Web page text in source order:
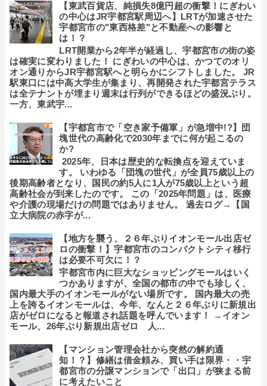
【東武百貨店、純損失8億円超の衝撃！にぎわい
の中心はJR宇都宮駅周辺へ】LRTが加速させた
宇都宮市の"東西格差"と不動産への影響と
は！？
LRT開業から2年半が経過し、宇都宮市の街の姿
は確実に変わりました！ にぎわいの中心は、かつてのオリ
オン通りからJR宇都宮駅へと明らかにシフトしました。 JR
駅東口には中高大学生が集まり、再開発された宇都宮テラス
は全テナントが埋まり週末は行列ができるほどの盛況ぶり。
一方、東武宇...
【宇都宮市で「空き家予備軍」が急増中!?】団
塊世代の高齢化で2030年までに何が起こるの
か?
2025年、日本は歴史的な転換点を迎えていま
す。 いわゆる「団塊の世代」が全員75歳以上の
後期高齢者となり、国民の約5人に1人が75歳以上という超
高齢社会が到来したのです。 この「2025年問題」は、医療
や介護の現場だけの問題ではありません。 過去ログ→【国
立大病院の赤字が...
【地方を襲う、２６年ぶりイオンモール出店ゼ
ロの衝撃！】宇都宮市のコンパクトシティ移行
は必要不可欠に！？
宇都宮市内に巨大なショッピングモールはいく
つかありますが、全国の都市の中でも珍しく、
国内最大手のイオンモールがない場所です。 国内最大の売
上を誇るイオンモールは、今年、なんと２６年ぶりに新規出
店がゼロになると報道され話題を呼んでいます！ →イオン
モール、26年ぶり新規出店ゼロ 人...
【マンション管理会社から突然の解約通
知！？】修繕は借金頼み、買い手は限界・・宇
都宮市の分譲マンションで「出口」が狭まる前
に考えたいこと